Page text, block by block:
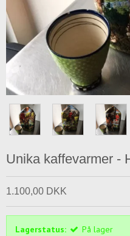
Unika kaffevarmer -
1.100,00 DKK
Lagerstatus: På lager